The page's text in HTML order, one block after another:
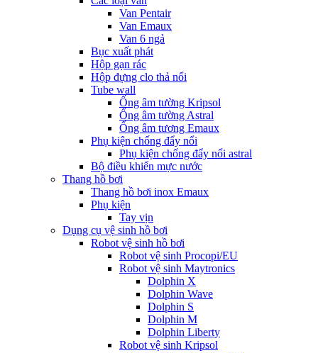
Van Pentair
Van Emaux
Van 6 ngả
Bục xuất phát
Hộp gạn rác
Hộp đựng clo thả nổi
Tube wall
Ống âm tường Kripsol
Ống âm tường Astral
Ống âm tương Emaux
Phụ kiện chống đẩy nổi
Phụ kiện chống đẩy nổi astral
Bộ điều khiển mực nước
Thang hồ bơi
Thang hồ bơi inox Emaux
Phụ kiện
Tay vịn
Dụng cụ vệ sinh hồ bơi
Robot vệ sinh hồ bơi
Robot vệ sinh Procopi/EU
Robot vệ sinh Maytronics
Dolphin X
Dolphin Wave
Dolphin S
Dolphin M
Dolphin Liberty
Robot vệ sinh Kripsol